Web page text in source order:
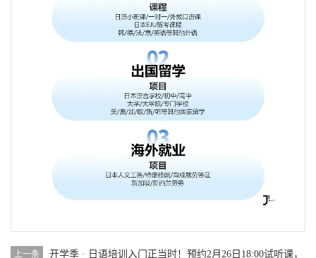
上一条
开学季 · 日语培训入门正当时！预约2月26日18:00试听课，